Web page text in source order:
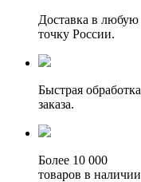
Доставка в любую
точку России.
Быстрая обработка
заказа.
Более 10 000
товаров в наличии